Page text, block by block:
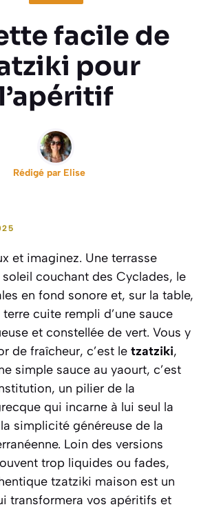
facile de
pour
Rédigé par Elise
et imaginez. Une terrasse
couchant des Cyclades, le
en fond sonore et, sur la table,
cuite rempli d’une sauce
et constellée de vert. Vous y
de fraîcheur, c’est le tzatziki,
simple sauce au yaourt, c’est
un pilier de la
qui incarne à lui seul la
simplicité généreuse de la
Loin des versions
trop liquides ou fades,
tzatziki maison est un
transformera vos apéritifs et